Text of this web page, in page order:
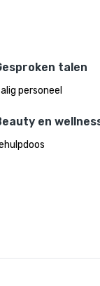
talen
personeel
en